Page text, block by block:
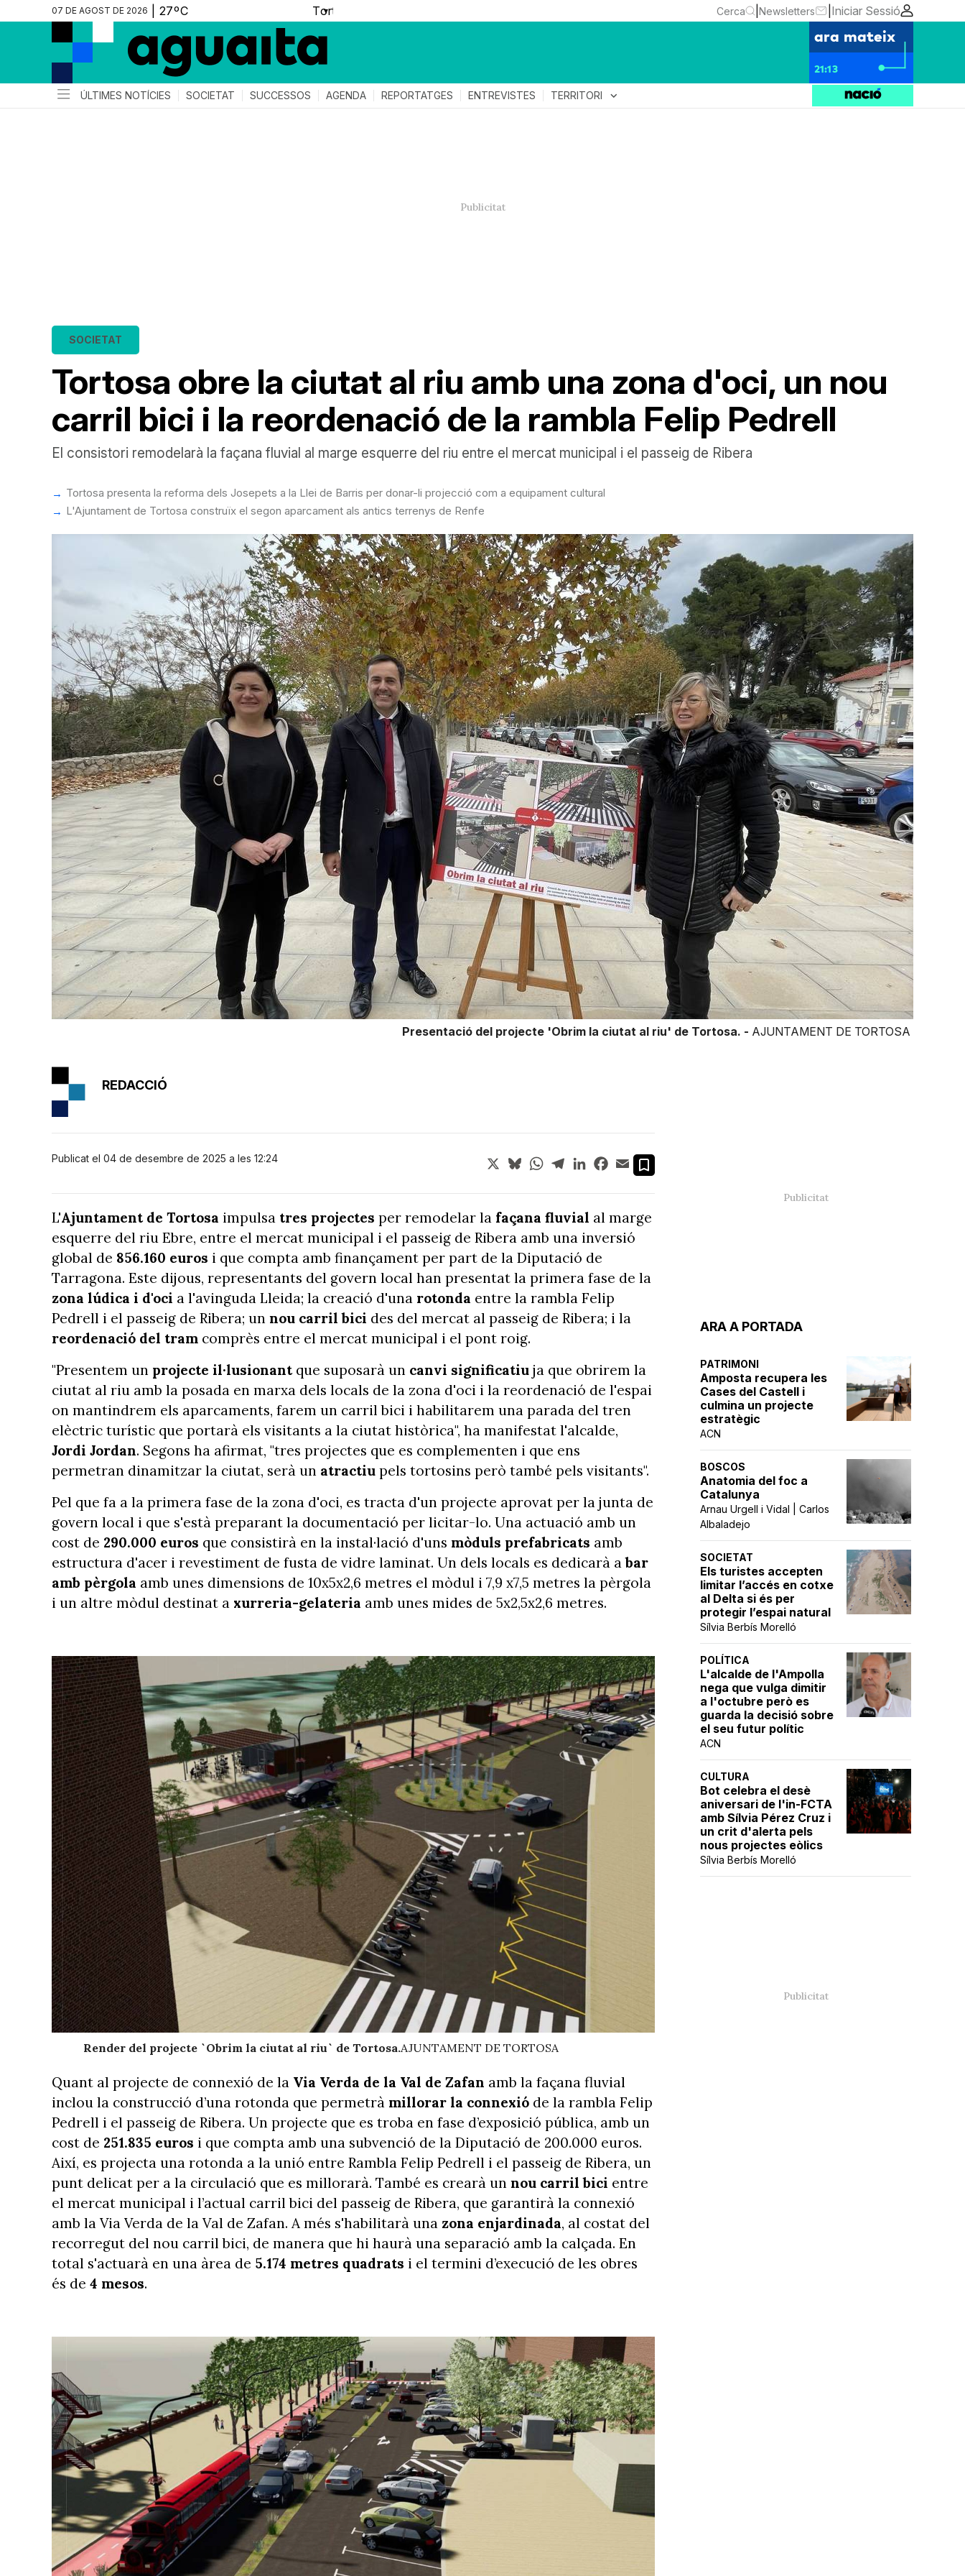
07 DE AGOST DE 2026 ▼ Cerca Newsletters Iniciar Sessió
ara mateix
21:13
ÚLTIMES NOTÍCIES SOCIETAT SUCCESSOS AGENDA REPORTATGES ENTREVISTES TERRITORI expand_more
Tortosa obre la ciutat al riu amb una zona d'oci, un nou
carril bici i la reordenació de la rambla Felip Pedrell
SOCIETAT
El consistori remodelarà la façana fluvial al marge esquerre del riu entre el mercat municipal i el passeig de Ribera
Tortosa presenta la reforma dels Josepets a la Llei de Barris per donar-li projecció com a equipament cultural
L'Ajuntament de Tortosa construïx el segon aparcament als antics terrenys de Renfe
Presentació del projecte 'Obrim la ciutat al riu' de Tortosa. - AJUNTAMENT DE TORTOSA
ARA A PORTADA
PATRIMONI
Amposta recupera les
Cases del Castell i
culmina un projecte
estratègic
ACN
BOSCOS
Anatomia del foc a
Catalunya
Arnau Urgell i Vidal | Carlos
Albaladejo
SOCIETAT
Els turistes accepten
limitar l’accés en cotxe
al Delta si és per
protegir l’espai natural
Sílvia Berbís Morelló
POLÍTICA
L'alcalde de l'Ampolla
nega que vulga dimitir
a l'octubre però es
guarda la decisió sobre
el seu futur polític
ACN
CULTURA
Bot celebra el desè
aniversari de l'in-FCTA
amb Sílvia Pérez Cruz i
un crit d'alerta pels
nous projectes eòlics
Sílvia Berbís Morelló
REDACCIÓ
Publicat el 04 de desembre de 2025 a les 12:24 X BlueskyWhatsApp
TelegramLinkedInFacebook
Email
L'Ajuntament de Tortosa impulsa tres projectes per remodelar la façana fluvial al marge
esquerre del riu Ebre, entre el mercat municipal i el passeig de Ribera amb una inversió
global de 856.160 euros i que compta amb finançament per part de la Diputació de
Tarragona. Este dijous, representants del govern local han presentat la primera fase de la
zona lúdica i d'oci a l'avinguda Lleida; la creació d'una rotonda entre la rambla Felip
Pedrell i el passeig de Ribera; un nou carril bici des del mercat al passeig de Ribera; i la
reordenació del tram comprès entre el mercat municipal i el pont roig.
"Presentem un projecte il·lusionant que suposarà un canvi significatiu ja que obrirem la
ciutat al riu amb la posada en marxa dels locals de la zona d'oci i la reordenació de l'espai
on mantindrem els aparcaments, farem un carril bici i habilitarem una parada del tren
elèctric turístic que portarà els visitants a la ciutat històrica", ha manifestat l'alcalde,
Jordi Jordan. Segons ha afirmat, "tres projectes que es complementen i que ens
permetran dinamitzar la ciutat, serà un atractiu pels tortosins però també pels visitants".
Pel que fa a la primera fase de la zona d'oci, es tracta d'un projecte aprovat per la junta de
govern local i que s'està preparant la documentació per licitar-lo. Una actuació amb un
cost de 290.000 euros que consistirà en la instal·lació d'uns mòduls prefabricats amb
estructura d'acer i revestiment de fusta de vidre laminat. Un dels locals es dedicarà abar
amb pèrgola amb unes dimensions de 10x5x2,6 metres el mòdul i 7,9 x7,5 metres la pèrgola
i un altre mòdul destinat a xurreria-gelateria amb unes mides de 5x2,5x2,6 metres.
Render del projecte `Obrim la ciutat al riu` de Tortosa.AJUNTAMENT DE TORTOSA
Quant al projecte de connexió de la Via Verda de la Val de Zafan amb la façana fluvial
inclou la construcció d’una rotonda que permetrà millorar la connexió de la rambla Felip
Pedrell i el passeig de Ribera. Un projecte que es troba en fase d’exposició pública, amb un
cost de 251.835 euros i que compta amb una subvenció de la Diputació de 200.000 euros.
Així, es projecta una rotonda a la unió entre Rambla Felip Pedrell i el passeig de Ribera, un
punt delicat per a la circulació que es millorarà. També es crearà un nou carril bici entre
el mercat municipal i l’actual carril bici del passeig de Ribera, que garantirà la connexió
amb la Via Verda de la Val de Zafan. A més s'habilitarà una zona enjardinada, al costat del
recorregut del nou carril bici, de manera que hi haurà una separació amb la calçada. En
total s'actuarà en una àrea de 5.174 metres quadrats i el termini d’execució de les obres
és de 4 mesos.